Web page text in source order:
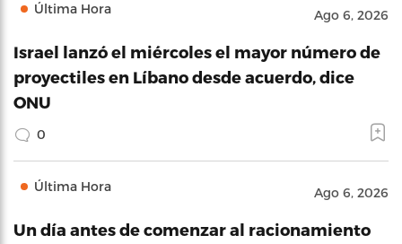
Última Hora Ago 6, 2026
Israel lanzó el miércoles el mayor número de
proyectiles en Líbano desde acuerdo, dice
ONU
0
Última Hora Ago 6, 2026
Un día antes de comenzar al racionamiento